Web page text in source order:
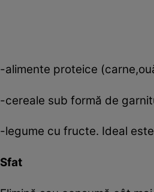
-alimente proteice
-cereale sub formă de
-legume cu fructe. Ideal
Sfat